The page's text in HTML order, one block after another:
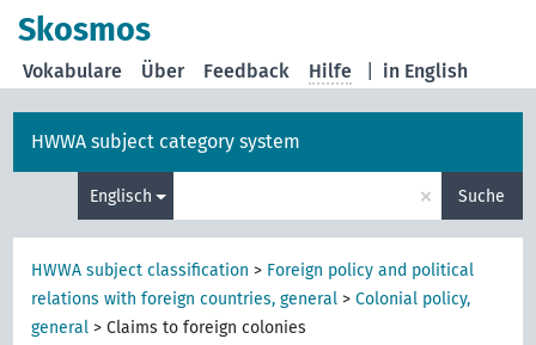
Skosmos
in English
Vokabulare Über Feedback Hilfe
HWWA subject category system
Englisch × Suche
HWWA subject classification > Foreign policy and political
relations with foreign countries, general >Colonial policy,
general >Claims to foreign colonies